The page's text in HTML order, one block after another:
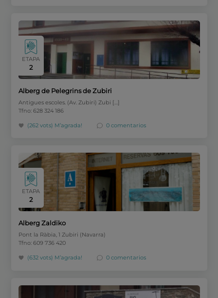
ETAPA
2
Alberg de Pelegrins de Zubiri
Antigues escoles. (Av. Zubiri) Zubi […]
Tfno: 628 324 186
(262 vots) M’agrada! 0 comentarios
ETAPA
2
Alberg Zaldiko
Pont la Ràbia, 1 Zubiri (Navarra)
Tfno: 609 736 420
(632 vots) M’agrada! 0 comentarios